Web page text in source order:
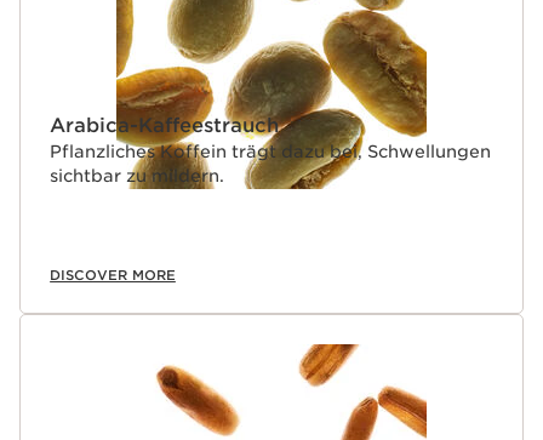
Arabica-Kaffeestrauch
Pflanzliches Koffein trägt dazu bei, Schwellungen
sichtbar zu mildern.
DISCOVER MORE